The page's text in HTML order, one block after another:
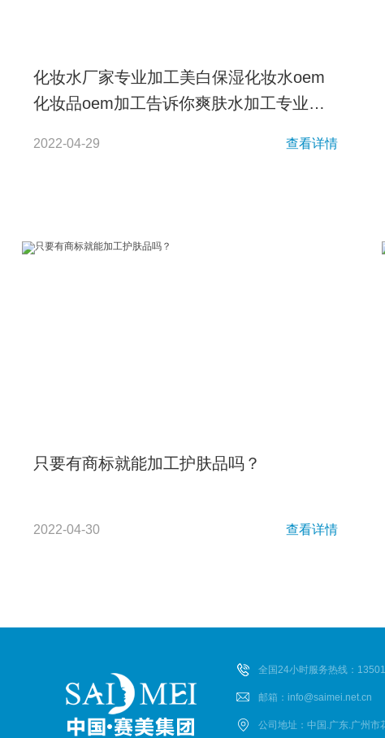
化妆水厂家专业加工美白保湿化妆水oem
化妆品oem加工告诉你爽肤水加工专业线
2022-04-29 查看详情
只要有商标就能加工护肤品吗？
2022-04-30 查看详情
全国24小时服务热线：
邮箱：info@saimei.net.cn
公司地址：中国.广东.广州市